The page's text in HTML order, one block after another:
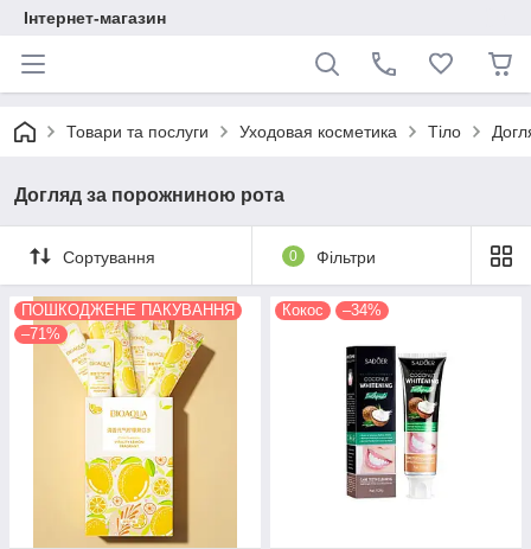
Інтернет-магазин
Товари та послуги Уходовая косметика Тіло
Догляд за порожниною рота
Сортування 0 Фільтри
ПОШКОДЖЕНЕ ПАКУВАННЯ
–71%
Кокос –34%